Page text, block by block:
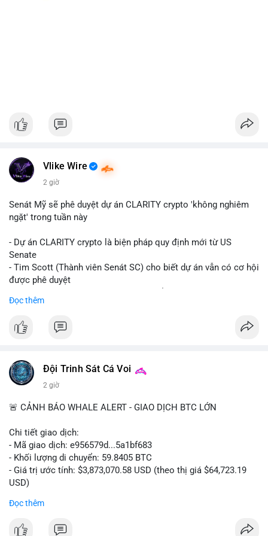
Vlike Wire
2 giờ
Senát Mỹ sẽ phê duyệt dự án CLARITY crypto 'không nghiêm
ngặt' trong tuần này
- Dự án CLARITY crypto là biện pháp quy định mới từ US
Senate
- Tim Scott (Thành viên Senát SC) cho biết dự án vẫn có cơ hội
được phê duyệt
trình
#vlikevn #titanbot
Đọc thêm
Đội Trinh Sát Cá Voi
2 giờ
🚨 CẢNH BÁO WHALE ALERT - GIAO DỊCH BTC LỚN
Chi tiết giao dịch:
- Mã giao dịch: e956579d...5a1bf683
- Khối lượng di chuyển: 59.8405 BTC
- Giá trị ước tính: $3,873,070.58 USD (theo thị giá $64,723.19
USD)
kích hoạt di chuyển trong mempool. Với quy mô này, khả năng
Đọc thêm